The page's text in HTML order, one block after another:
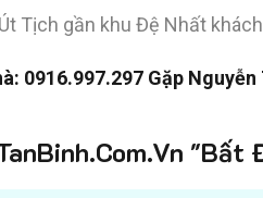
Tịch gần khu Đệ Nhất khách
0916.997.297 Gặp
"Bất